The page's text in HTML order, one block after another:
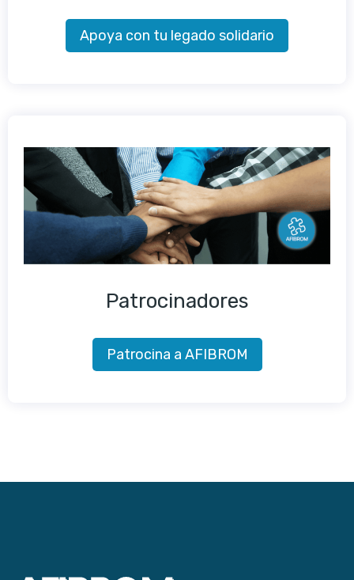
Apoya con tu legado solidario
Patrocinadores
Patrocina a AFIBROM